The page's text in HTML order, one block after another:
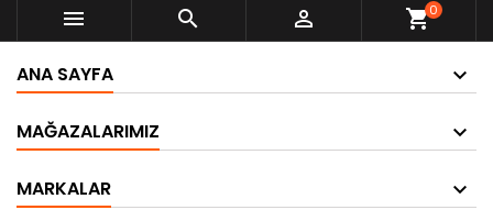
   shopping_cart0
ANA SAYFA
MAĞAZALARIMIZ
MARKALAR